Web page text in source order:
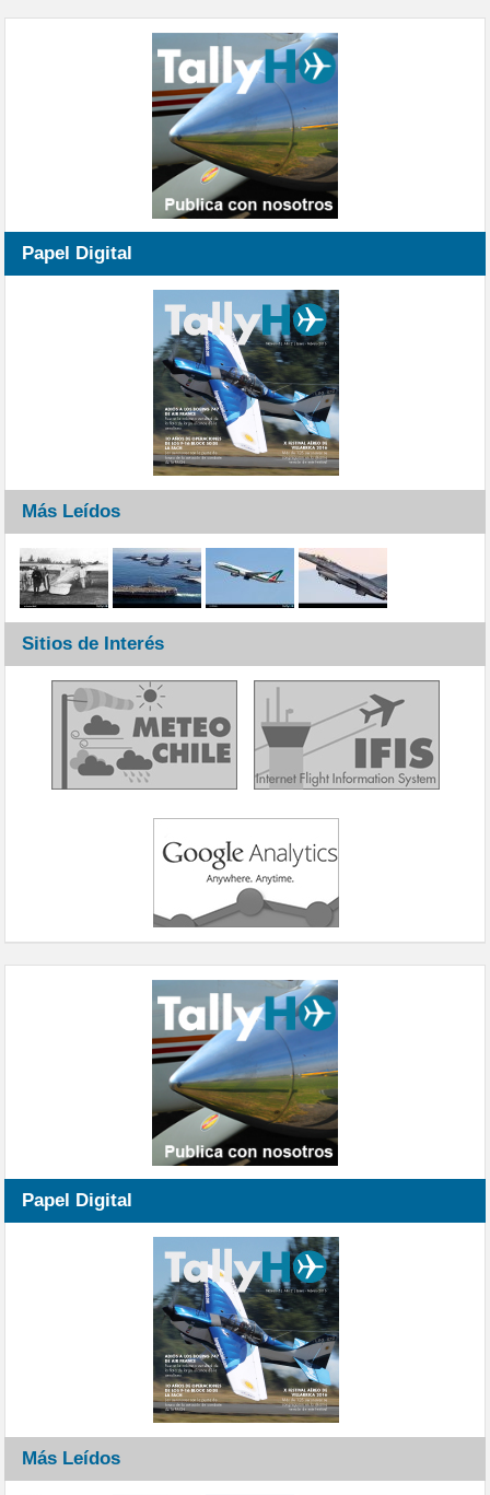
Papel Digital
Más Leídos
Sitios de Interés
Papel Digital
Más Leídos